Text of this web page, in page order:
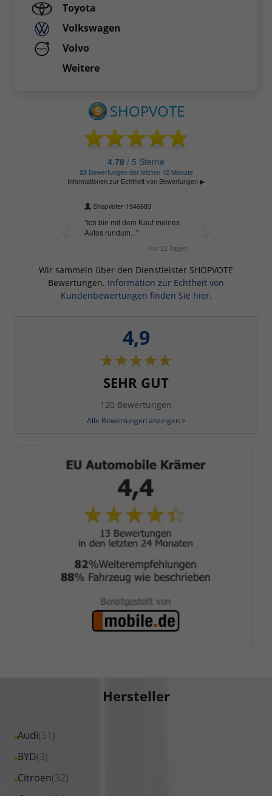
Toyota
Volkswagen
Volvo
Weitere
Wir sammeln über den Dienstleister SHOPVOTE
Bewertungen. Information zur Echtheit von
Kundenbewertungen finden Sie hier.
4,9
SEHR GUT
120 Bewertungen
Alle Bewertungen anzeigen >
Hersteller
Audi(51)
Alle
Fahrzeuge
Audi
BYD(3)
Alle
Fahrzeuge
Citroen(32)
Alle